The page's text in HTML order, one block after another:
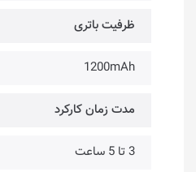
ظرفیت باتری
1200mAh
مدت زمان کارکرد
3 تا 5 ساعت